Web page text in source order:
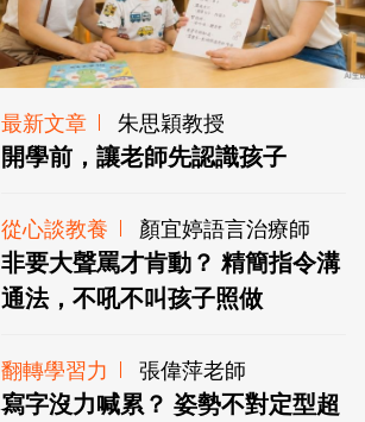
最新文章 朱思穎教授
開學前，讓老師先認識孩子
從心談教養 顏宜婷語言治療師
非要大聲罵才肯動？ 精簡指令溝
通法，不吼不叫孩子照做
翻轉學習力 張偉萍老師
寫字沒力喊累？ 姿勢不對定型超